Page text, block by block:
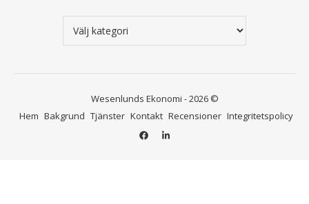
Kategorier
Wesenlunds Ekonomi - 2026 ©
Hem Bakgrund Tjänster Kontakt Recensioner Integritetspolicy